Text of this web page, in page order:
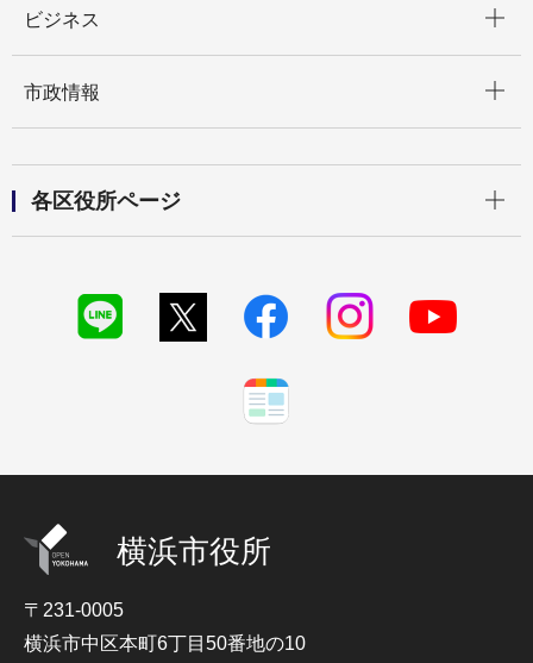
ビジネス
市政情報
各区役所ページ
横浜市役所
〒231-0005
横浜市中区本町6丁目50番地の10